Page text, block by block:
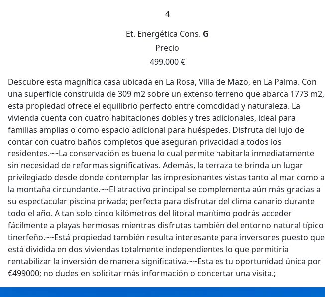
4
Et. Energética Cons. G
Precio
499.000 €
Descubre esta magnífica casa ubicada en La Rosa, Villa de Mazo, en La Palma. Con
una superficie construida de 309 m2 sobre un extenso terreno que abarca 1773 m2,
esta propiedad ofrece el equilibrio perfecto entre comodidad y naturaleza. La
vivienda cuenta con cuatro habitaciones dobles y tres adicionales, ideal para
familias amplias o como espacio adicional para huéspedes. Disfruta del lujo de
contar con cuatro baños completos que aseguran privacidad a todos los
residentes.~~La conservación es buena lo cual permite habitarla inmediatamente
sin necesidad de reformas significativas. Además, la terraza te brinda un lugar
privilegiado desde donde contemplar las impresionantes vistas tanto al mar como a
la montaña circundante.~~El atractivo principal se complementa aún más gracias a
su espectacular piscina privada; perfecta para disfrutar del clima canario durante
todo el año. A tan solo cinco kilómetros del litoral marítimo podrás acceder
fácilmente a playas hermosas mientras disfrutas también del entorno natural típico
tinerfeño.~~Está propiedad también resulta interesante para inversores puesto que
está dividida en dos viviendas totalmente independientes lo que permitiría
rentabilizar la inversión de manera significativa.~~Esta es tu oportunidad única por
€499000; no dudes en solicitar más información o concertar una visita.;